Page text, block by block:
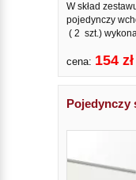
W skład
pojedynczy
( 2 szt.)
cena: 154 zł
Pojedynczy